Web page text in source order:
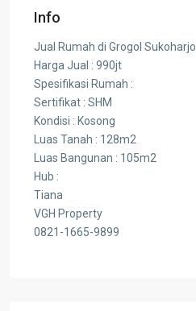
Info
Jual Rumah di Grogol Sukoharjo
Harga Jual : 990jt
Spesifikasi Rumah :
Sertifikat : SHM
Kondisi : Kosong
Luas Tanah : 128m2
Luas Bangunan : 105m2
Hub :
Tiana
VGH Property
0821-1665-9899